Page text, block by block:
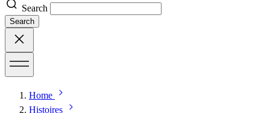
Search
Search
Home
Histoires